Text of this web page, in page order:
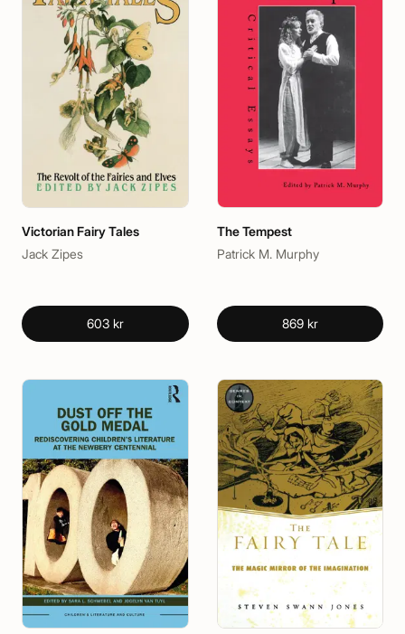
Victorian Fairy Tales
Jack Zipes
603 kr
The Tempest
Patrick M. Murphy
869 kr